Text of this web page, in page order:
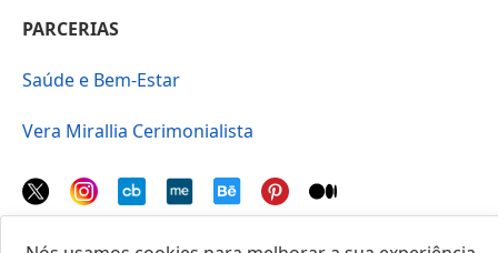
PARCERIAS
Saúde e Bem-Estar
Vera Mirallia Cerimonialista